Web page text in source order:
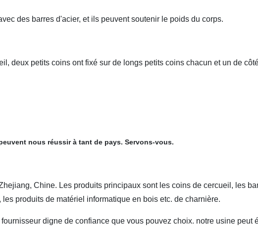
des barres d'acier, et ils peuvent soutenir le poids du corps.
deux petits coins ont fixé sur de longs petits coins chacun et un de
nous réussir à tant de pays. Servons-vous.
Chine. Les produits principaux sont les coins de cercueil, les
produits de matériel informatique en bois etc. de charnière.
digne de confiance que vous pouvez choix. notre usine peut